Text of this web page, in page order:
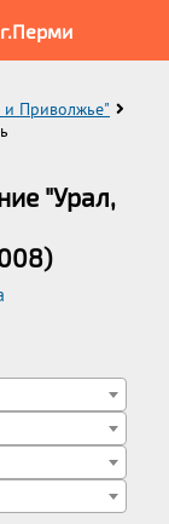
и Приволжье"
"Урал,